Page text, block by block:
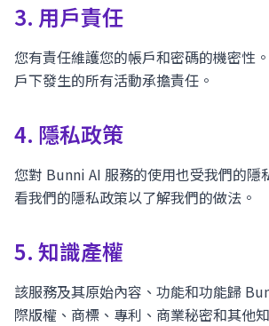
3. 用戶責任
您有責任維護您的帳戶和密碼的機密性
戶下發生的所有活動承擔責任。
4. 隱私政策
您對 Bunni AI 服務的使用也受我們的隱
看我們的隱私政策以了解我們的做法。
5. 知識產權
該服務及其原始內容、功能和功能歸
際版權、商標、專利、商業秘密和其他